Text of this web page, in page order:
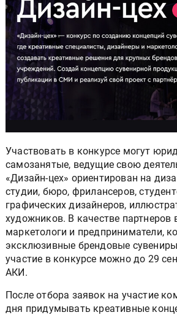
Участвовать в конкурсе могут
самозанятые, ведущие свою
«Дизайн-цех» ориентирован на
студии, бюро, фрилансеров,
графических дизайнеров,
художников. В качестве партнеров
маркетологи и предприниматели,
эксклюзивные брендовые
участие в конкурсе можно до 29
АКИ.
После отбора заявок на участие
дня придумывать креативные